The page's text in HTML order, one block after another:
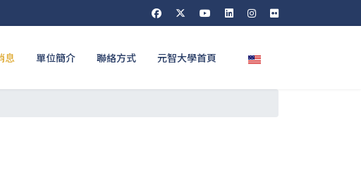
息 單位簡介 聯絡方式 元智大學首頁 選擇你的語言